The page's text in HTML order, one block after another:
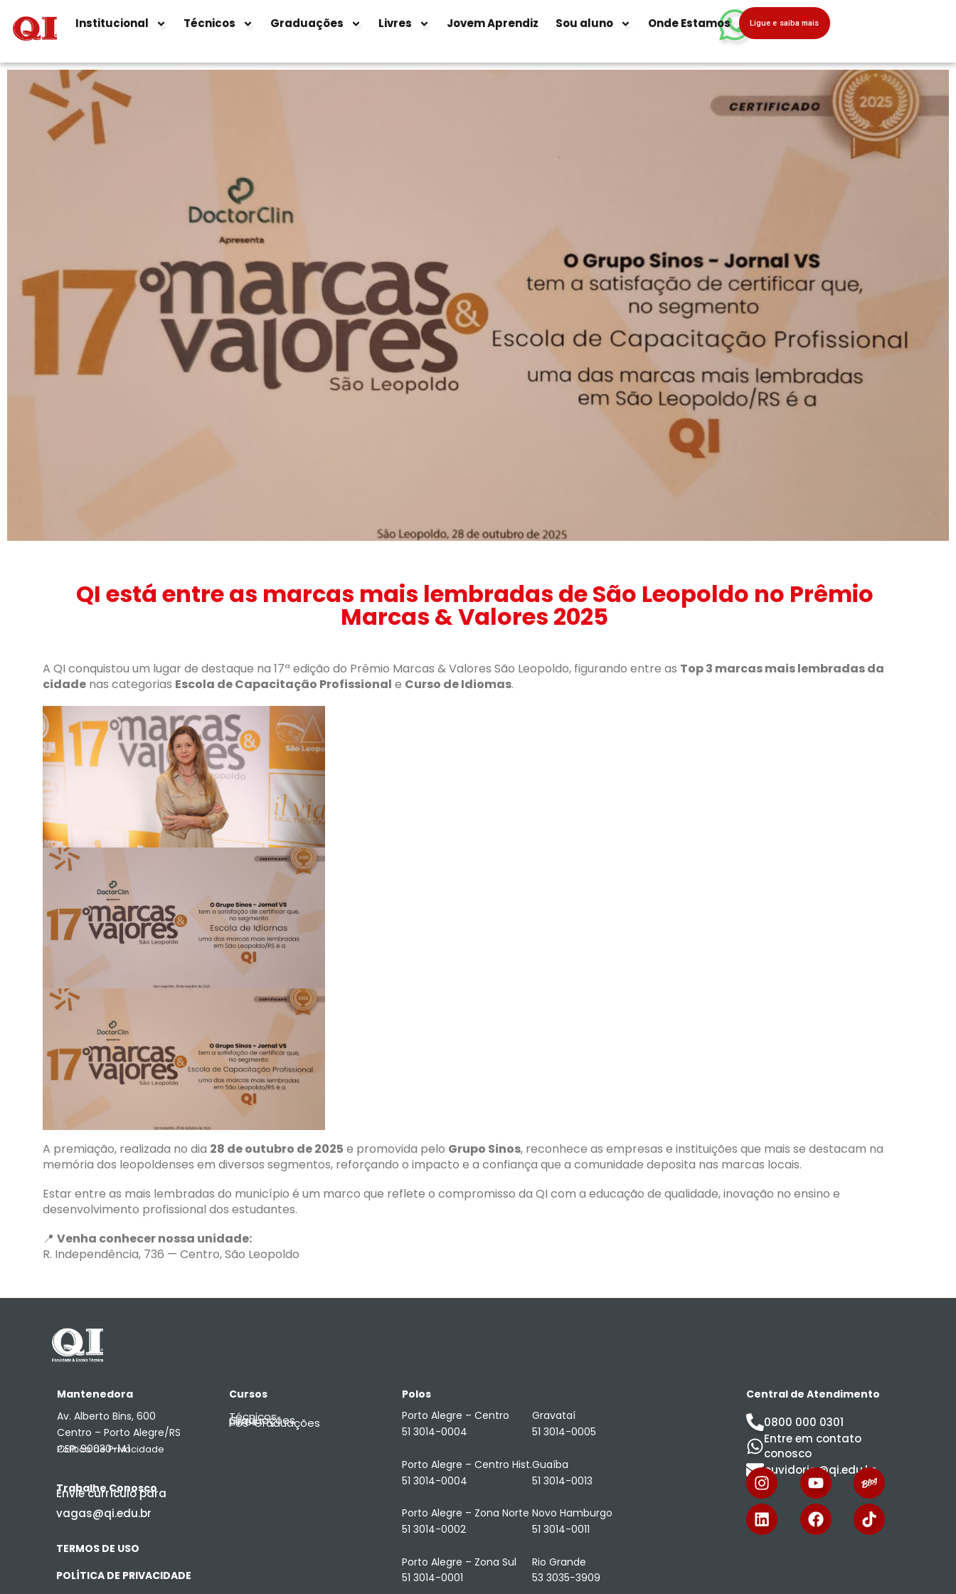
Institucional Técnicos Graduações Livres Jovem Aprendiz Sou aluno Onde Estamos Ligue e saiba mais
QI está entre as marcas mais lembradas de São Leopoldo no Prêmio
Marcas & Valores 2025
A QI conquistou um lugar de destaque na 17ª edição do Prêmio Marcas & Valores São Leopoldo, figurando entre as Top 3 marcas mais lembradas da
cidade nas categorias Escola de Capacitação Profissional e Curso de Idiomas.
A premiação, realizada no dia 28 de outubro de 2025 e promovida pelo Grupo Sinos, reconhece as empresas e instituições que mais se destacam na
memória dos leopoldenses em diversos segmentos, reforçando o impacto e a confiança que a comunidade deposita nas marcas locais.
Estar entre as mais lembradas do município é um marco que reflete o compromisso da QI com a educação de qualidade, inovação no ensino e
desenvolvimento profissional dos estudantes.
📍 Venha conhecer nossa unidade:
R. Independência, 736 — Centro, São Leopoldo
Mantenedora
Av. Alberto Bins, 600
Centro – Porto Alegre/RS
CEP: 90030-141
Política de Privacidade
Trabalhe Conosco
Envie currículo para
vagas@qi.edu.br
TERMOS DE USO
POLÍTICA DE PRIVACIDADE
Cursos
Técnicos
Graduações
Livres
Pós-Graduações
Polos
Porto Alegre – Centro
51 3014-0004
Porto Alegre – Centro Hist.
51 3014-0004
Porto Alegre – Zona Norte
51 3014-0002
Porto Alegre – Zona Sul
51 3014-0001
Gravataí
51 3014-0005
Guaíba
51 3014-0013
Novo Hamburgo
51 3014-0011
Rio Grande
53 3035-3909
Central de Atendimento
0800 000 0301
Entre em contato
conosco
ouvidoria@qi.edu.br